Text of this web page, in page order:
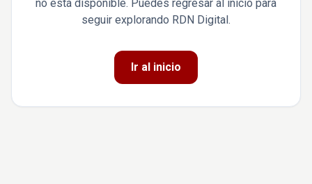
no está disponible. Puedes regresar al inicio para
seguir explorando RDN Digital.
Ir al inicio